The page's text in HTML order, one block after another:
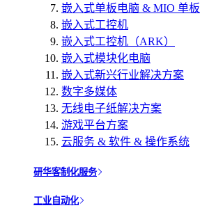
嵌入式单板电脑 & MIO 单板
嵌入式工控机
嵌入式工控机（ARK）
嵌入式模块化电脑
嵌入式新兴行业解决方案
数字多媒体
无线电子纸解决方案
游戏平台方案
云服务 & 软件 & 操作系统
研华客制化服务
工业自动化